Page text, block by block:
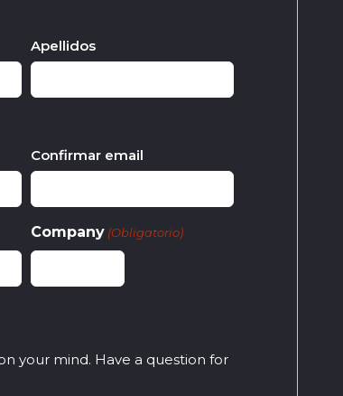
Apellidos
Confirmar email
Company (Obligatorio)
your mind. Have a question for